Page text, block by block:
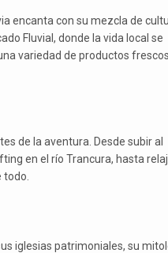
encanta con su mezcla de
Fluvial, donde la vida local se
variedad de productos
de la aventura. Desde subir al
en el río Trancura, hasta
todo.
iglesias patrimoniales, su